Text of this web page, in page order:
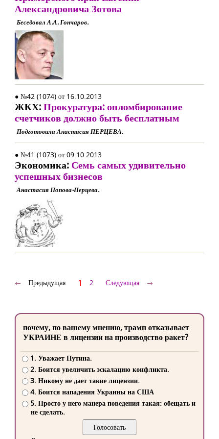
Александровича Зотова
Беседовал А.А. Гончаров.
● №42 (1074) от 16.10.2013
ЖКХ:Прокуратура: опломбирование
счетчиков должно быть бесплатным
Подготовила Анастасия ПЕРЦЕВА.
● №41 (1073) от 09.10.2013
Экономика: Семь самых удивительно
успешных бизнесов
Анастасия Попова-Перцева.
Предыдущая 1 2 Следующая
почему, по вашему мнению, трамп отказывает
УКРАИНЕ в лицензии на производство ракет?
1. Уважает Путина.
2. Боится увеличить эскалацию конфликта.
3. Никому не дает такие лицензии.
4. Боится нападения Украины на США
5. Просто у него манера поведения такая: обещать и
не сделать.